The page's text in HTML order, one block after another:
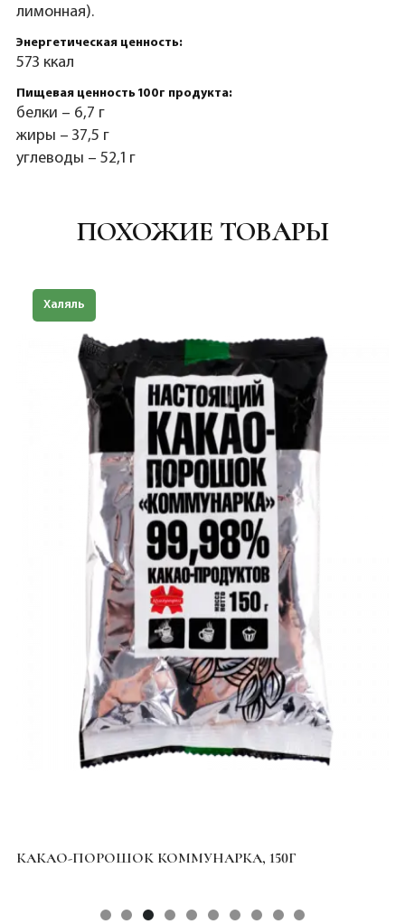
лимонная).
Энергетическая ценность:
573 ккал
Пищевая ценность 100г продукта:
белки – 6,7 г
жиры – 37,5 г
углеводы – 52,1 г
ПОХОЖИЕ ТОВАРЫ
Халяль
КАКАО-ПОРОШОК КОММУНАРКА, 150Г